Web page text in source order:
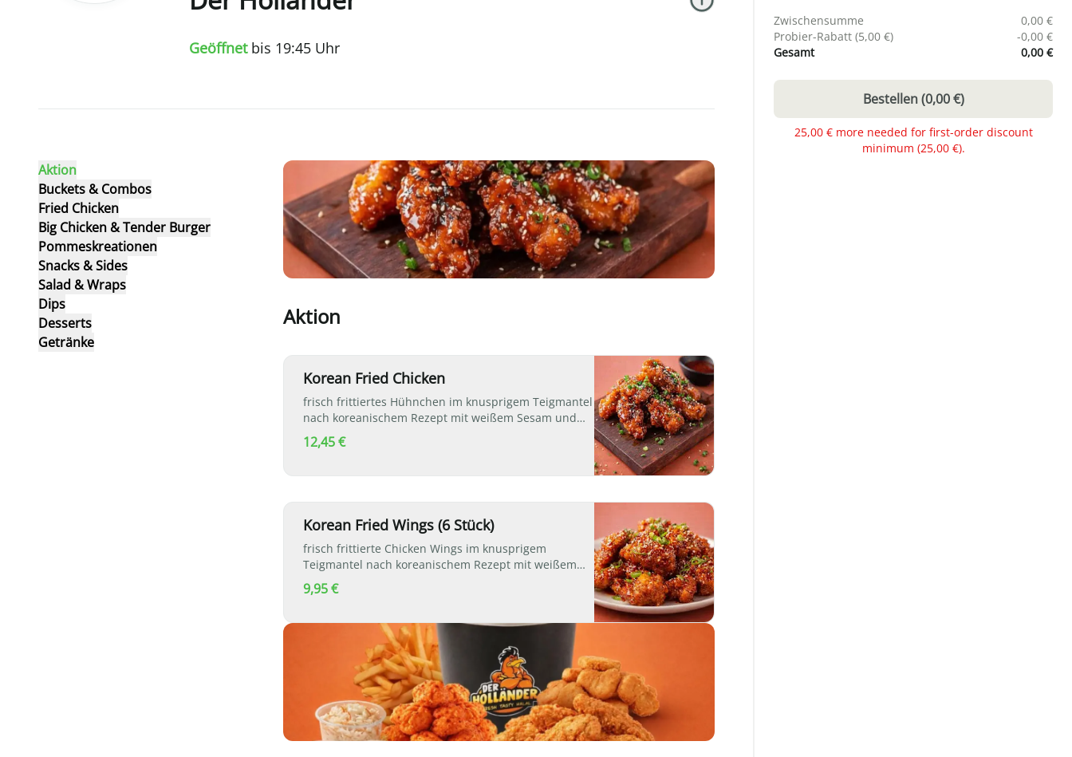
Geöffnet bis 19:45 Uhr
Aktion
Buckets & Combos
Fried Chicken
Big Chicken & Tender Burger
Pommeskreationen
Snacks & Sides
Salad & Wraps
Dips
Desserts
Getränke
Aktion
Korean Fried Chicken
frisch frittiertes Hühnchen im knusprigem Teigmantel
nach koreanischem Rezept mit weißem Sesam und
frischen Frühlingszwiebeln, wahlweise mit einer
Sweet-Chili-Garlic Marinade oder Teriyaki Marinade
12,45 €
Korean Fried Wings (6 Stück)
frisch frittierte Chicken Wings im knusprigem
Teigmantel nach koreanischem Rezept mit weißem
Sesam und frischen Frühlingszwiebeln, wahlweise mit
einer Sweet-Chili-Garlic Marinade oder Teriyaki
9,95 €
Zwischensumme
0,00 €
Probier-Rabatt (5,00 €) -0,00 €
Gesamt
0,00 €
Bestellen(0,00 €)
25,00 € more needed for first-order discount
minimum (25,00 €).